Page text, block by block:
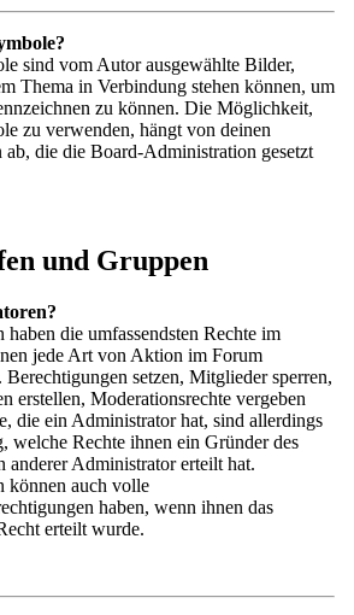
sind vom Autor ausgewählte Bilder,
Thema in Verbindung stehen können, um
zu können. Die Möglichkeit,
zu verwenden, hängt von deinen
ab, die die Board-Administration gesetzt
und Gruppen
haben die umfassendsten Rechte im
jede Art von Aktion im Forum
Berechtigungen setzen, Mitglieder sperren,
erstellen, Moderationsrechte vergeben
die ein Administrator hat, sind allerdings
welche Rechte ihnen ein Gründer des
anderer Administrator erteilt hat.
können auch volle
haben, wenn ihnen das
erteilt wurde.